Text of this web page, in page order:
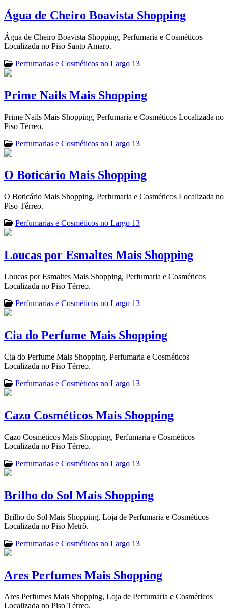
Água de Cheiro Boavista Shopping
Água de Cheiro Boavista Shopping, Perfumaria e Cosméticos
Localizada no Piso Santo Amaro.
Perfumarias e Cosméticos no Largo 13
Prime Nails Mais Shopping
Prime Nails Mais Shopping, Perfumaria e Cosméticos Localizada no
Piso Térreo.
Perfumarias e Cosméticos no Largo 13
O Boticário Mais Shopping
O Boticário Mais Shopping, Perfumaria e Cosméticos Localizada no
Piso Térreo.
Perfumarias e Cosméticos no Largo 13
Loucas por Esmaltes Mais Shopping
Loucas por Esmaltes Mais Shopping, Perfumaria e Cosméticos
Localizada no Piso Térreo.
Perfumarias e Cosméticos no Largo 13
Cia do Perfume Mais Shopping
Cia do Perfume Mais Shopping, Perfumaria e Cosméticos
Localizada no Piso Térreo.
Perfumarias e Cosméticos no Largo 13
Cazo Cosméticos Mais Shopping
Cazo Cosméticos Mais Shopping, Perfumaria e Cosméticos
Localizada no Piso Térreo.
Perfumarias e Cosméticos no Largo 13
Brilho do Sol Mais Shopping
Brilho do Sol Mais Shopping, Loja de Perfumaria e Cosméticos
Localizada no Piso Metrô.
Perfumarias e Cosméticos no Largo 13
Ares Perfumes Mais Shopping
Ares Perfumes Mais Shopping, Loja de Perfumaria e Cosméticos
Localizada no Piso Térreo.